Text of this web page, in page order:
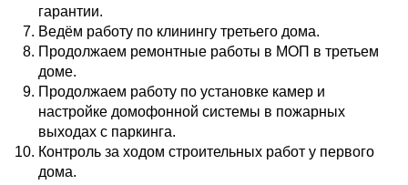
гарантии.
Ведём работу по клинингу третьего дома.
Продолжаем ремонтные работы в МОП в третьем
доме.
Продолжаем работу по установке камер и
настройке домофонной системы в пожарных
выходах с паркинга.
Контроль за ходом строительных работ у первого
дома.